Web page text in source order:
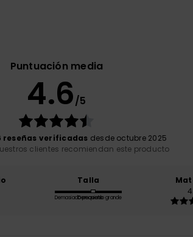
Puntuación media
4.6/5
reseñas verificadas desde octubre 2025
clientes recomiendan este producto
Talla
Demasiado pequeño
Demasiado grande